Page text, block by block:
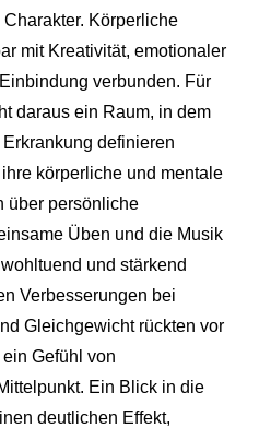
Körperliche
mit Kreativität, emotionaler
verbunden. Für
daraus ein Raum, in dem
definieren
körperliche und mentale
über persönliche
Üben und die Musik
und stärkend
Verbesserungen bei
Gleichgewicht rückten vor
Gefühl von
Ein Blick in die
deutlichen Effekt,